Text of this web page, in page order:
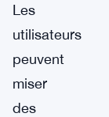
Les
utilisateurs
peuvent
miser
des